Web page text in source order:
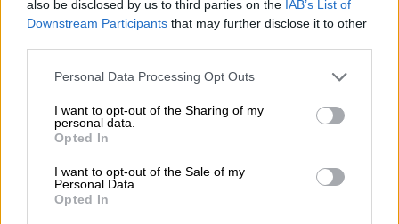
also be disclosed by us to third parties on the IAB’s List of
Downstream Participants that may further disclose it to other
Please note that this website/app uses one or more Google
not limited to your visit or usage behaviour. You may click to
grant or deny consent to Google and its third-party tags to
use your data for below specified purposes in below Google
consent section.
Personal Data Processing Opt Outs
I want to opt-out of the Sharing of my
personal data.
Opted In
I want to opt-out of the Sale of my
Personal Data.
Opted In
älykkäämpää tapaa tehdä kirjanpitoa ja
tutustu teknologisiin